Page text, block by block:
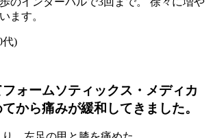
ます。
代)
ォームソティックス・メディカ
から痛みが緩和してきました。